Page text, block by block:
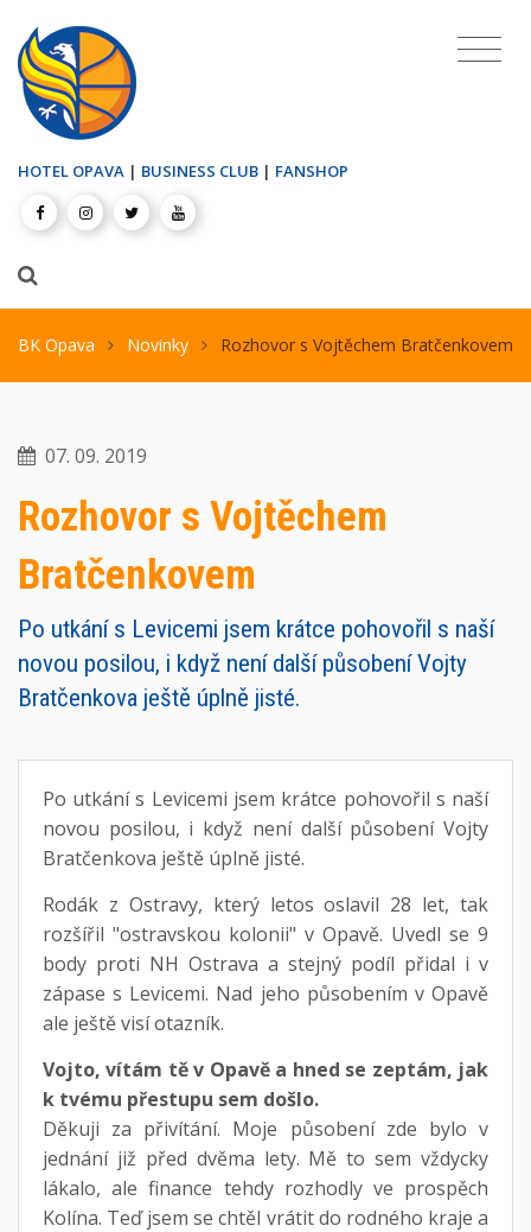
HOTEL OPAVA | BUSINESS CLUB | FANSHOP
BK Opava Novinky Rozhovor s Vojtěchem Bratčenkovem
07. 09. 2019
Rozhovor s Vojtěchem
Bratčenkovem
Po utkání s Levicemi jsem krátce pohovořil s naší
novou posilou, i když není další působení Vojty
Bratčenkova ještě úplně jisté.
Po utkání s Levicemi jsem krátce pohovořil s naší
novou posilou, i když není další působení Vojty
Bratčenkova ještě úplně jisté.
Rodák z Ostravy, který letos oslavil 28 let, tak
rozšířil "ostravskou kolonii" v Opavě. Uvedl se 9
body proti NH Ostrava a stejný podíl přidal i v
zápase s Levicemi. Nad jeho působením v Opavě
ale ještě visí otazník.
Vojto, vítám tě v Opavě a hned se zeptám, jak
k tvému přestupu sem došlo.
Děkuji za přivítání. Moje působení zde bylo v
jednání již před dvěma lety. Mě to sem vždycky
lákalo, ale finance tehdy rozhodly ve prospěch
Kolína. Teď jsem se chtěl vrátit do rodného kraje a